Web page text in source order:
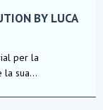
BY LUCA
per la
la sua...